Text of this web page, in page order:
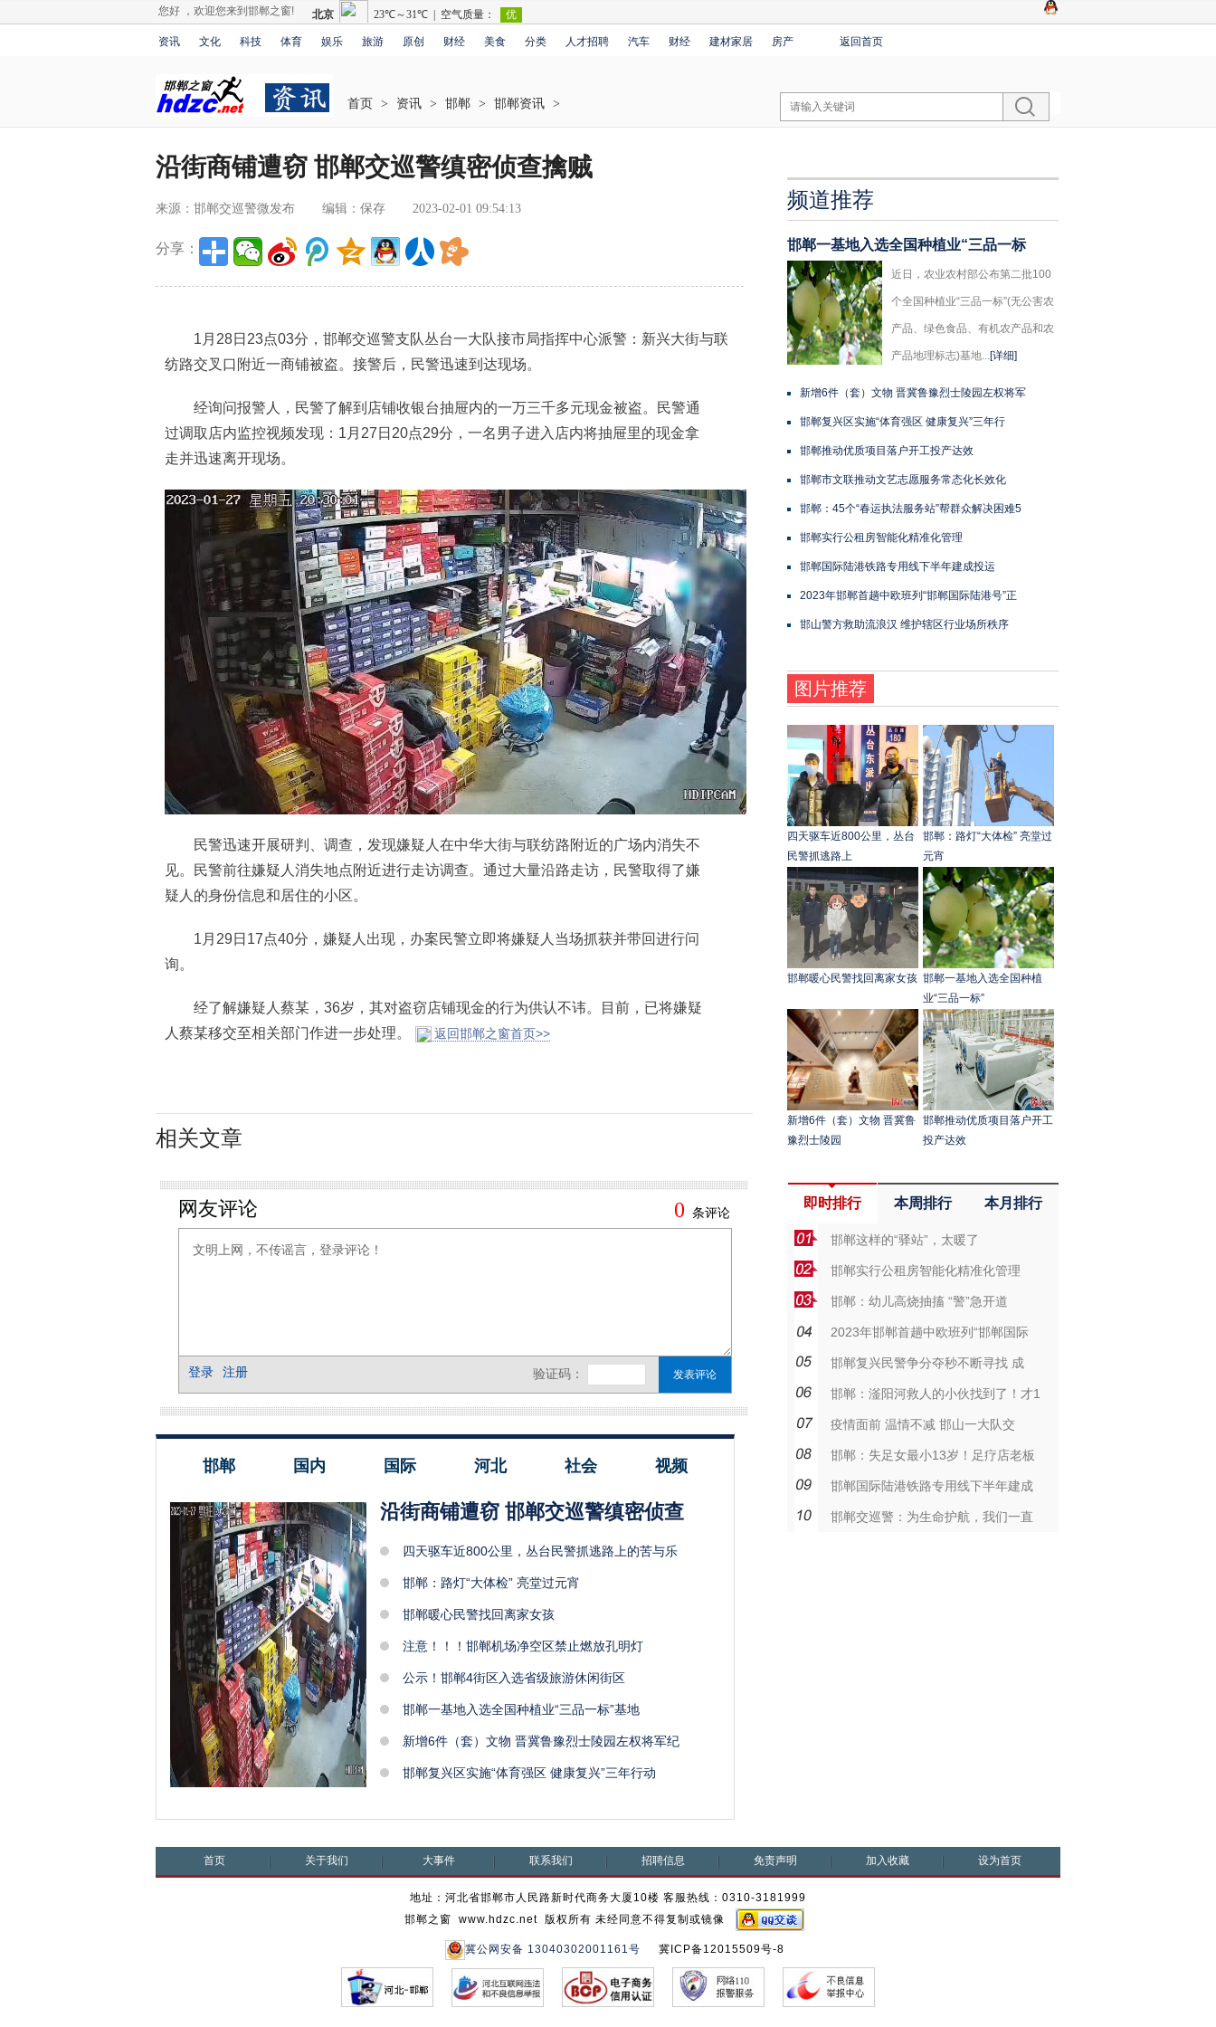
您好 ，欢迎您来到邯郸之窗!
资讯 文化 科技 体育 娱乐 旅游 原创 财经 美食 分类 人才招聘 汽车 财经 建材家居 房产 返回首页
首页 > 资讯 > 邯郸 > 邯郸资讯 >
沿街商铺遭窃 邯郸交巡警缜密侦查擒贼
来源：邯郸交巡警微发布 编辑：保存 2023-02-01 09:54:13
分享：
1月28日23点03分，邯郸交巡警支队丛台一大队接市局指挥中心派警：新兴大街与联
纺路交叉口附近一商铺被盗。接警后，民警迅速到达现场。
经询问报警人，民警了解到店铺收银台抽屉内的一万三千多元现金被盗。民警通
过调取店内监控视频发现：1月27日20点29分，一名男子进入店内将抽屉里的现金拿
走并迅速离开现场。
民警迅速开展研判、调查，发现嫌疑人在中华大街与联纺路附近的广场内消失不
见。民警前往嫌疑人消失地点附近进行走访调查。通过大量沿路走访，民警取得了嫌
疑人的身份信息和居住的小区。
1月29日17点40分，嫌疑人出现，办案民警立即将嫌疑人当场抓获并带回进行问
询。
经了解嫌疑人蔡某，36岁，其对盗窃店铺现金的行为供认不讳。目前，已将嫌疑
人蔡某移交至相关部门作进一步处理。
返回邯郸之窗首页>>
相关文章
邯郸 国内 国际 河北 社会 视频
沿街商铺遭窃 邯郸交巡警缜密侦查
四天驱车近800公里，丛台民警抓逃路上的苦与乐
邯郸：路灯“大体检” 亮堂过元宵
邯郸暖心民警找回离家女孩
注意！！！邯郸机场净空区禁止燃放孔明灯
公示！邯郸4街区入选省级旅游休闲街区
邯郸一基地入选全国种植业“三品一标”基地
新增6件（套）文物 晋冀鲁豫烈士陵园左权将军纪
邯郸复兴区实施“体育强区 健康复兴”三年行动
频道推荐
邯郸一基地入选全国种植业“三品一标
近日，农业农村部公布第二批100
个全国种植业“三品一标”(无公害农
产品、绿色食品、有机农产品和农
产品地理标志)基地...[详细]
新增6件（套）文物 晋冀鲁豫烈士陵园左权将军
邯郸复兴区实施“体育强区 健康复兴”三年行
邯郸推动优质项目落户开工投产达效
邯郸市文联推动文艺志愿服务常态化长效化
邯郸：45个“春运执法服务站”帮群众解决困难5
邯郸实行公租房智能化精准化管理
邯郸国际陆港铁路专用线下半年建成投运
2023年邯郸首趟中欧班列“邯郸国际陆港号”正
邯山警方救助流浪汉 维护辖区行业场所秩序
图片推荐
四天驱车近800公里，丛台
民警抓逃路上
邯郸：路灯“大体检” 亮堂过
元宵
邯郸暖心民警找回离家女孩 邯郸一基地入选全国种植
业“三品一标”
新增6件（套）文物 晋冀鲁
豫烈士陵园
邯郸推动优质项目落户开工
投产达效
即时排行 本周排行 本月排行
邯郸这样的“驿站”，太暖了
邯郸实行公租房智能化精准化管理
邯郸：幼儿高烧抽搐 “警”急开道
2023年邯郸首趟中欧班列“邯郸国际
邯郸复兴民警争分夺秒不断寻找 成
邯郸：滏阳河救人的小伙找到了！才1
疫情面前 温情不减 邯山一大队交
邯郸：失足女最小13岁！足疗店老板
邯郸国际陆港铁路专用线下半年建成
邯郸交巡警：为生命护航，我们一直
首页 关于我们 大事件 联系我们 招聘信息 免责声明 加入收藏 设为首页
地址：河北省邯郸市人民路新时代商务大厦10楼 客服热线：0310-3181999
邯郸之窗 www.hdzc.net 版权所有 未经同意不得复制或镜像
冀公网安备 13040302001161号 冀ICP备12015509号-8